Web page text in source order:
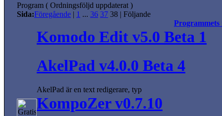
Program ( Ordningsföljd uppdaterat )
Sida:Föregående | 1 ... 36 37 38 | Följande
Programmets
Komodo Edit v5.0 Beta 1
AkelPad v4.0.0 Beta 4
AkelPad är en text redigerare, typ
KompoZer v0.7.10